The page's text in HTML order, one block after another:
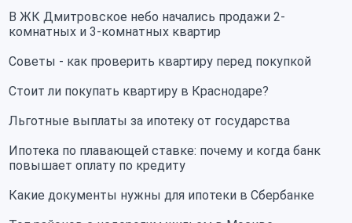
В ЖК Дмитровское небо начались продажи 2-
комнатных и 3-комнатных квартир
Советы - как проверить квартиру перед покупкой
Стоит ли покупать квартиру в Краснодаре?
Льготные выплаты за ипотеку от государства
Ипотека по плавающей ставке: почему и когда банк
повышает оплату по кредиту
Какие документы нужны для ипотеки в Сбербанке